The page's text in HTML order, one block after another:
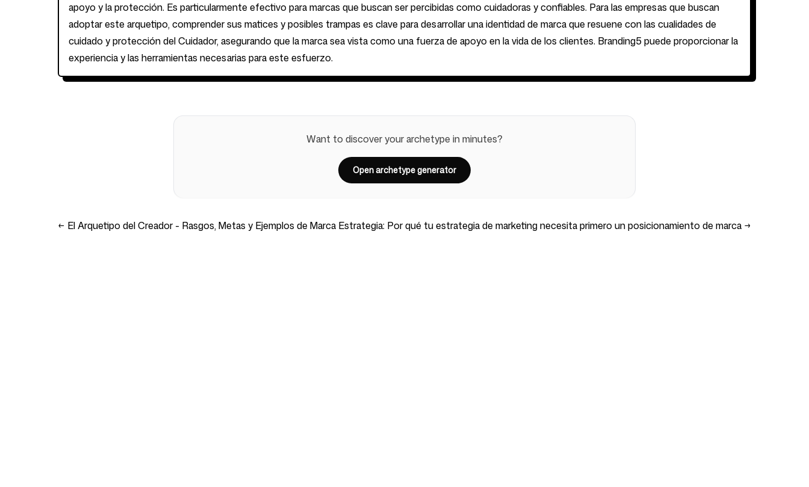
apoyo y la protección. Es particularmente efectivo para marcas que buscan ser percibidas como cuidadoras y confiables. Para las empresas que buscan
adoptar este arquetipo, comprender sus matices y posibles trampas es clave para desarrollar una identidad de marca que resuene con las cualidades de
cuidado y protección del Cuidador, asegurando que la marca sea vista como una fuerza de apoyo en la vida de los clientes. Branding5 puede proporcionar la
experiencia y las herramientas necesarias para este esfuerzo.
Want to discover your archetype in minutes?
Open archetype generator
← El Arquetipo del Creador - Rasgos, Metas y Ejemplos de Marca Estrategia: Por qué tu estrategia de marketing necesita primero un posicionamiento de marca →